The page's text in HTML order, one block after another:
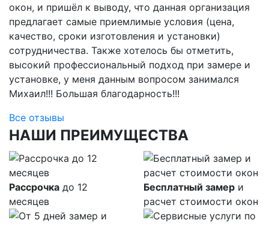
окон, и пришёл к выводу, что данная организация
предлагает самые приемлимые условия (цена,
качество, сроки изготовления и установки)
сотрудничества. Также хотелось бы отметить,
высокий профессиональный подход при замере и
установке, у меня данным вопросом занимался
Михаил!!! Большая благодарность!!!
Все отзывы
НАШИ ПРЕИМУЩЕСТВА
Рассрочка до 12
месяцев
Бесплатный замер и
расчет стоимости окон